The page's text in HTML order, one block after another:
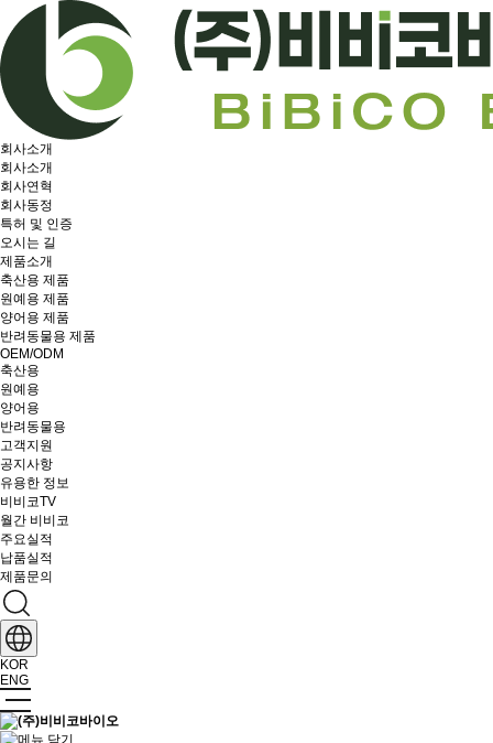
회사소개
회사소개
회사연혁
회사동정
특허 및 인증
오시는 길
제품소개
축산용 제품
원예용 제품
양어용 제품
반려동물용 제품
OEM/ODM
축산용
원예용
양어용
반려동물용
고객지원
공지사항
유용한 정보
비비코TV
월간 비비코
주요실적
납품실적
제품문의
KOR
ENG